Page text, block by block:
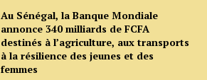
Au Sénégal, la Banque Mondiale
annonce 340 milliards de FCFA
destinés à l’agriculture, aux transports
à la résilience des jeunes et des
femmes